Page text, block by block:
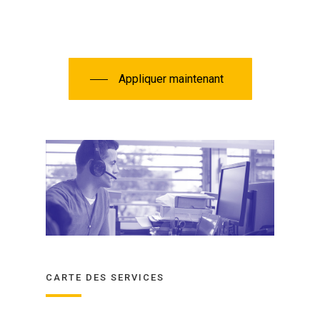
Appliquer maintenant
CARTE DES SERVICES